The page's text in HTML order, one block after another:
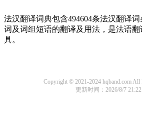
法汉翻译词典包含494604条法汉翻译
词及词组短语的翻译及用法，是法语
具。
Copyright © 2021-2024 hqband.com All
更新时间：2026/8/7